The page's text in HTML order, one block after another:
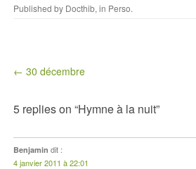
Published by Docthib, in Perso.
Post navigation
← 30 décembre
5 replies on “Hymne à la nuit”
Benjamin dit :
4 janvier 2011 à 22:01